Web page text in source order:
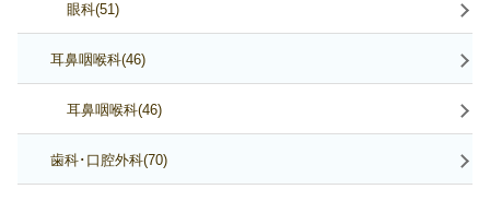
眼科(51)
耳鼻咽喉科(46)
耳鼻咽喉科(46)
歯科･口腔外科(70)